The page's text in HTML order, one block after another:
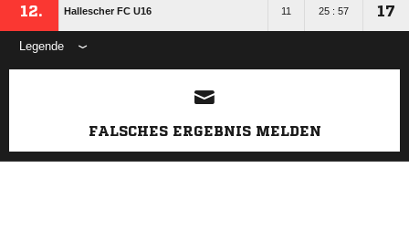
12. Hallescher FC U16 11 25 : 57 17
Legende
ANZEIGE
FALSCHES ERGEBNIS MELDEN